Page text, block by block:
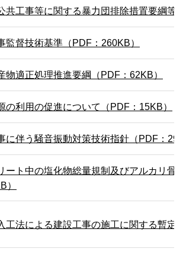
共工事等に関する暴力団排除措置要綱等
監督技術基準（PDF：260KB）
物適正処理推進要綱（PDF：62KB）
の利用の促進について（PDF：15KB）
に伴う騒音振動対策技術指針（PDF：
ート中の塩化物総量規制及びアルカリ骨
）
工法による建設工事の施工に関する暫定